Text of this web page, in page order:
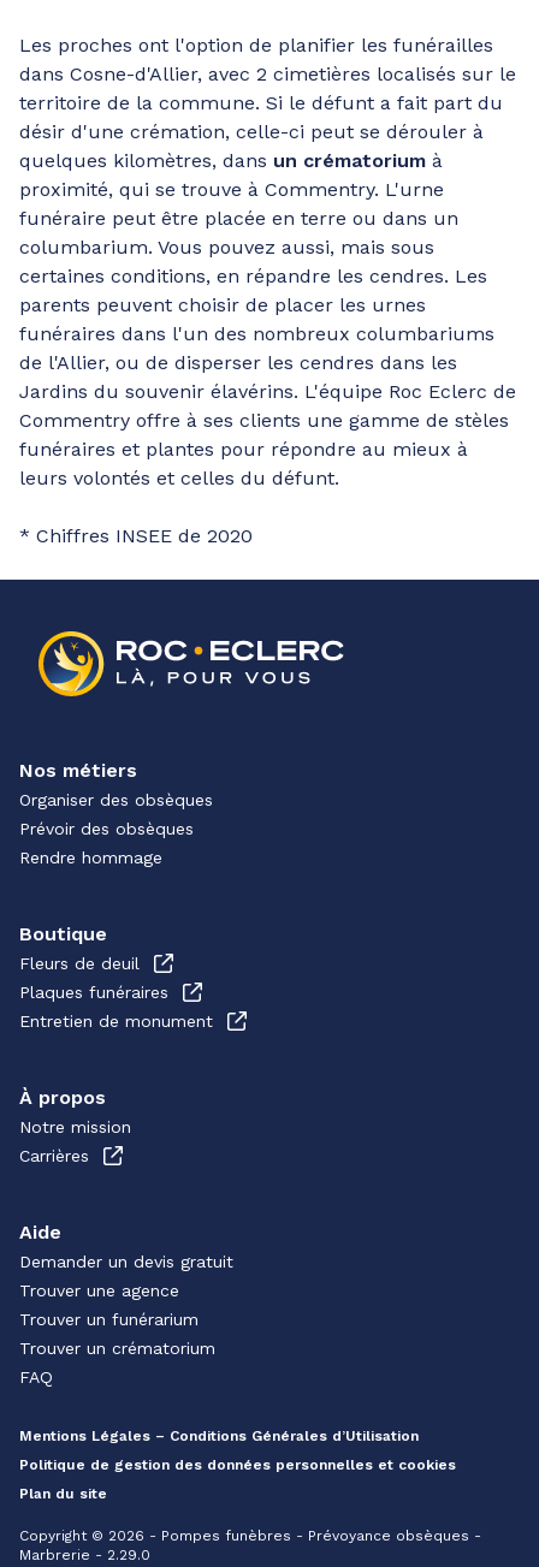
Les proches ont l'option de planifier les funérailles
dans Cosne-d'Allier, avec 2 cimetières localisés sur le
territoire de la commune. Si le défunt a fait part du
désir d'une crémation, celle-ci peut se dérouler à
quelques kilomètres, dans un crématorium à
proximité, qui se trouve à Commentry. L'urne
funéraire peut être placée en terre ou dans un
columbarium. Vous pouvez aussi, mais sous
certaines conditions, en répandre les cendres. Les
parents peuvent choisir de placer les urnes
funéraires dans l'un des nombreux columbariums
de l'Allier, ou de disperser les cendres dans les
Jardins du souvenir élavérins. L'équipe Roc Eclerc de
Commentry offre à ses clients une gamme de stèles
funéraires et plantes pour répondre au mieux à
leurs volontés et celles du défunt.
* Chiffres INSEE de 2020
Nos métiers
Organiser des obsèques
Prévoir des obsèques
Rendre hommage
Boutique
Fleurs de deuil
Plaques funéraires
Entretien de monument
À propos
Notre mission
Carrières
Aide
Demander un devis gratuit
Trouver une agence
Trouver un funérarium
Trouver un crématorium
FAQ
Mentions Légales – Conditions Générales d’Utilisation
Politique de gestion des données personnelles et cookies
Plan du site
Copyright © 2026 - Pompes funèbres - Prévoyance obsèques -
Marbrerie - 2.29.0